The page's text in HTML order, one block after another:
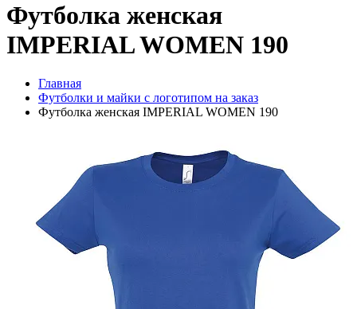
Футболка женская
IMPERIAL WOMEN 190
Главная
Футболки и майки с логотипом на заказ
Футболка женская IMPERIAL WOMEN 190